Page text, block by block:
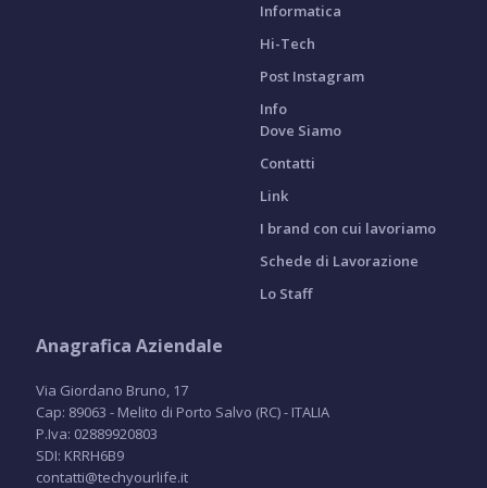
Informatica
Hi-Tech
Post Instagram
Info
Dove Siamo
Contatti
Link
I brand con cui lavoriamo
Schede di Lavorazione
Lo Staff
Anagrafica Aziendale
Via Giordano Bruno, 17
Cap: 89063 - Melito di Porto Salvo (RC) - ITALIA
P.Iva: 02889920803
SDI: KRRH6B9
contatti@techyourlife.it